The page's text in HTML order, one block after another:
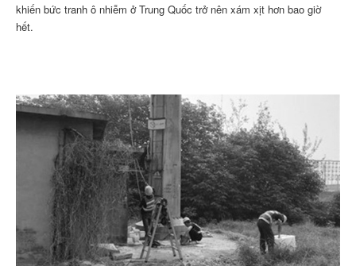
khiến bức tranh ô nhiễm ở Trung Quốc trở nên xám xịt hơn bao giờ
hết.